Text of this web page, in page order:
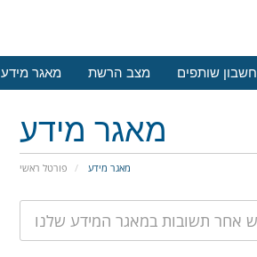
מאגר מידע מצב הרשת חשבון שותפים
מאגר מידע
פורטל ראשי מאגר מידע